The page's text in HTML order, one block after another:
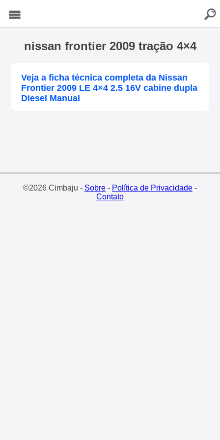
nissan frontier 2009 tração 4×4
Veja a ficha técnica completa da Nissan
Frontier 2009 LE 4×4 2.5 16V cabine dupla
Diesel Manual
©2026 Cimbaju - Sobre- Política de Privacidade-
Contato